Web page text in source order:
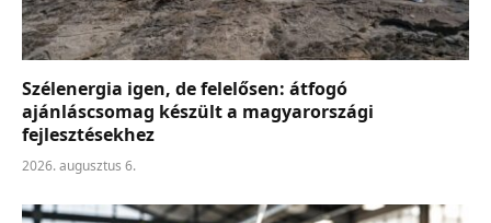
Szélenergia igen, de felelősen: átfogó
ajánláscsomag készült a magyarországi
fejlesztésekhez
2026. augusztus 6.